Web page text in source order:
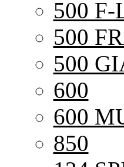
500 F-
500
500
600
600
850